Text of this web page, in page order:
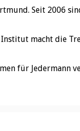
Seit 2006
macht die
für Jedermann